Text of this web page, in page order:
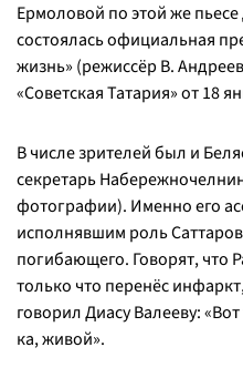
Ермоловой по этой же
состоялась официальная
жизнь» (режиссёр В.
«Советская Татария» от 18
В числе зрителей был и
секретарь
фотографии). Именно его
исполнявшим роль
погибающего. Говорят, что
только что перенёс
говорил Диасу Валееву:
ка, живой».